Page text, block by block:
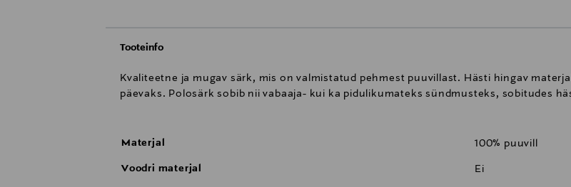
Tooteinfo
Kvaliteetne ja mugav särk, mis on valmistatud pehmest puuvillast. Hästi hingav
päevaks. Polosärk sobib nii vabaaja- kui ka pidulikumateks sündmusteks, sobitudes
Materjal 100% puuvill
Voodri materjal Ei